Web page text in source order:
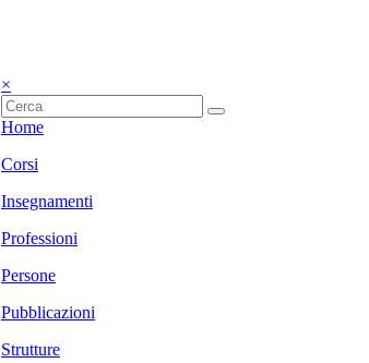
×
Home
Corsi
Insegnamenti
Professioni
Persone
Pubblicazioni
Strutture